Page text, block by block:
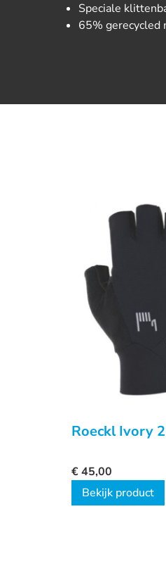
Speciale
65% gerecycled
Roeckl Ivory 2
€45,00
Bekijk product